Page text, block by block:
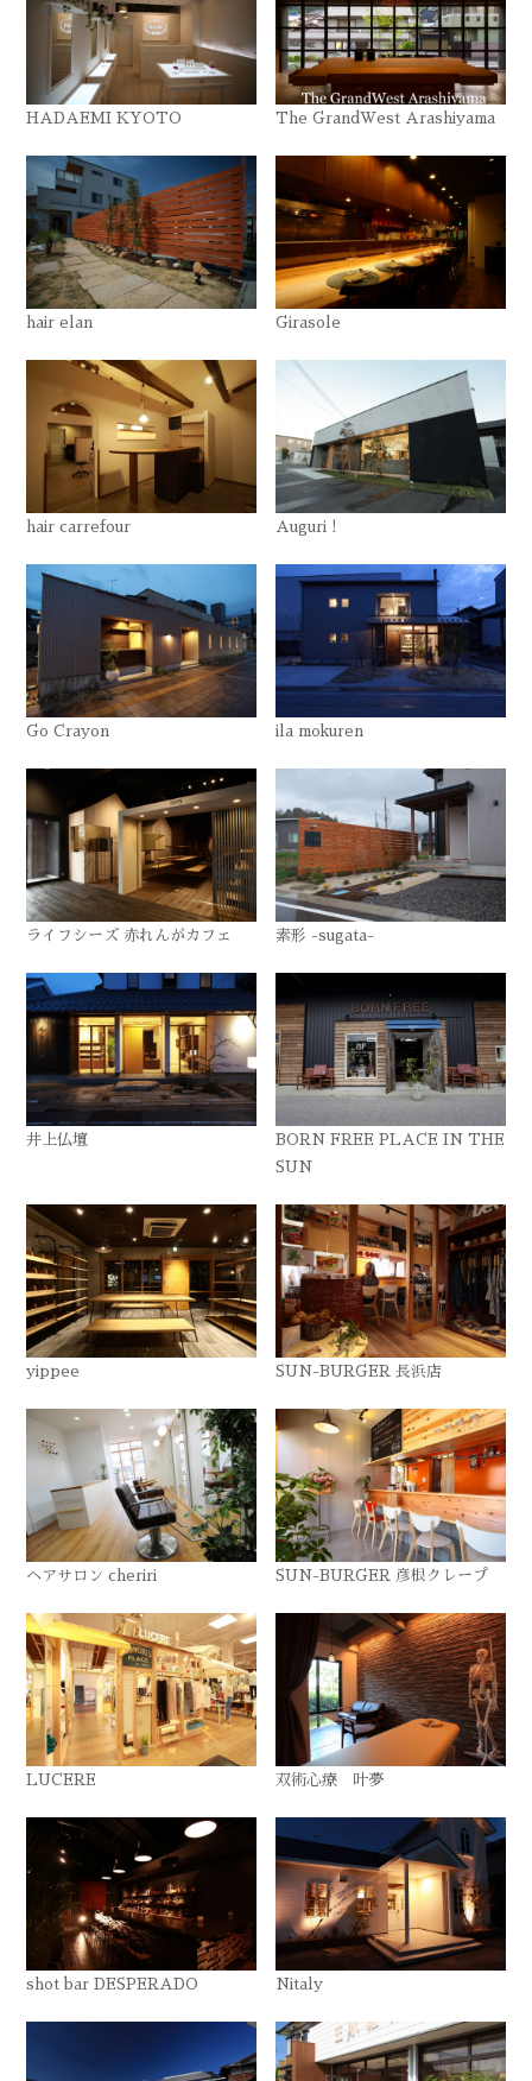
HADAEMI KYOTO The GrandWest Arashiyama
hair elan Girasole
hair carrefour Auguri !
Go Crayon ila mokuren
ライフシーズ 赤れんがカフェ 素形 -sugata-
井上仏壇
BORN FREE PLACE IN THE
SUN
yippee SUN-BURGER 長浜店
ヘアサロン cheriri SUN-BURGER 彦根クレープ
LUCERE 双術心療 叶夢
shot bar DESPERADO Nitaly